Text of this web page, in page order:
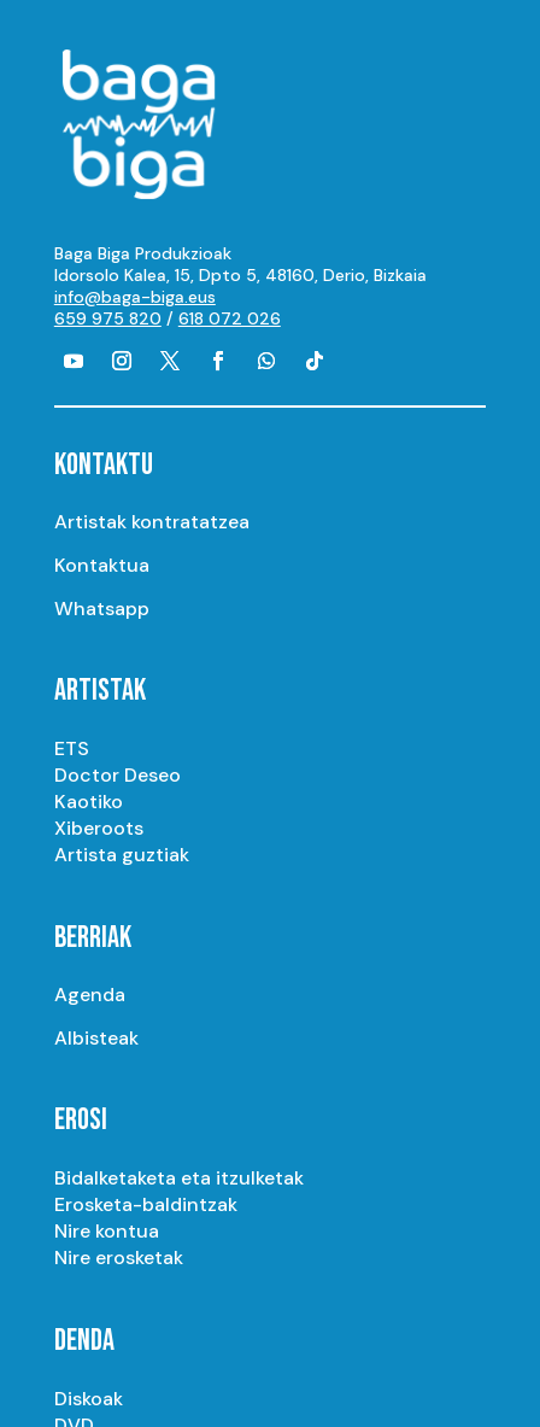
Baga Biga Produkzioak
Idorsolo Kalea, 15, Dpto 5, 48160, Derio, Bizkaia
info@baga-biga.eus
659 975 820 / 618 072 026
KONTAKTU
Artistak kontratatzea
Kontaktua
Whatsapp
ARTISTAK
ETS
Doctor Deseo
Kaotiko
Xiberoots
Artista guztiak
BERRIAK
Agenda
Albisteak
EROSI
Bidalketaketa eta itzulketak
Erosketa-baldintzak
Nire kontua
Nire erosketak
DENDA
Diskoak